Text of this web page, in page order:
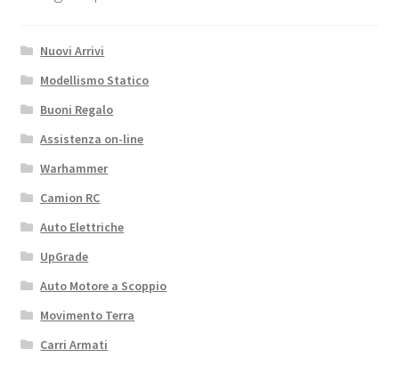
Nuovi Arrivi
Modellismo Statico
Buoni Regalo
Assistenza on-line
Warhammer
Camion RC
Auto Elettriche
UpGrade
Auto Motore a Scoppio
Movimento Terra
Carri Armati